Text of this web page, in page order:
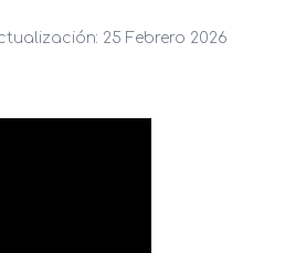
25 Febrero 2026